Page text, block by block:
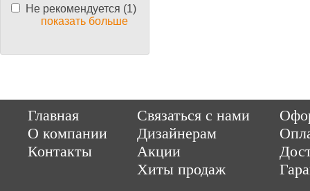
Не рекомендуется (1)
показать больше
Главная
О компании
Контакты
Связаться с нами
Дизайнерам
Акции
Хиты продаж
ItCompany Продвижение сайтов by «ВзлЁт»